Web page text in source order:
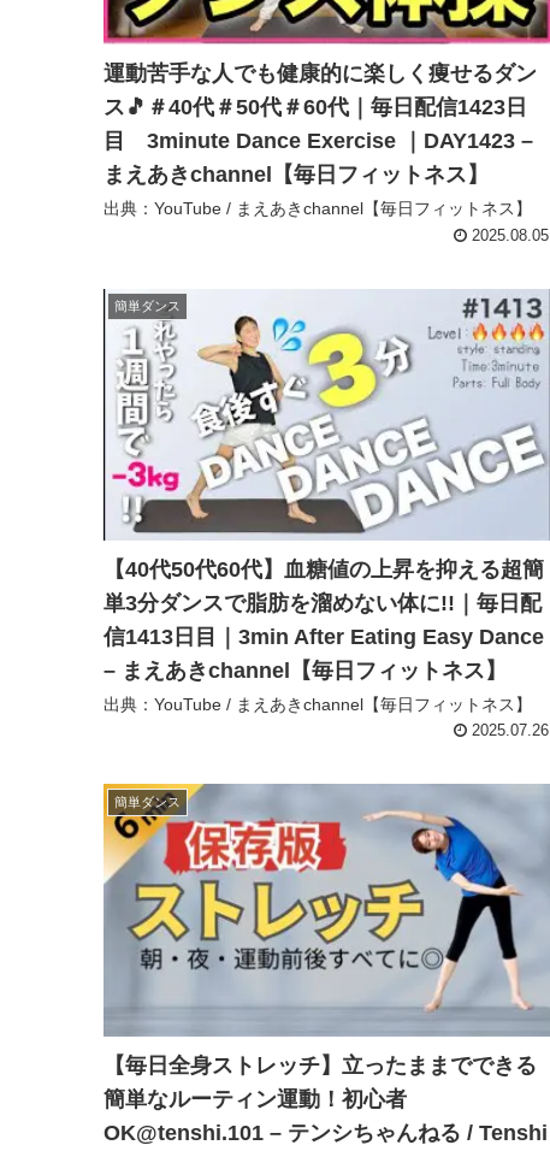
運動苦手な人でも健康的に楽しく痩せるダン
ス🎵＃40代＃50代＃60代｜毎日配信1423日
目 3minute Dance Exercise ｜DAY1423 –
まえあきchannel【毎日フィットネス】
出典：YouTube / まえあきchannel【毎日フィットネス】
2025.08.05
簡単ダンス
【40代50代60代】血糖値の上昇を抑える超簡
単3分ダンスで脂肪を溜めない体に!!｜毎日配
信1413日目｜3min After Eating Easy Dance
– まえあきchannel【毎日フィットネス】
出典：YouTube / まえあきchannel【毎日フィットネス】
2025.07.26
簡単ダンス
【毎日全身ストレッチ】立ったままでできる
簡単なルーティン運動！初心者
OK@tenshi.101 – テンシちゃんねる / Tenshi